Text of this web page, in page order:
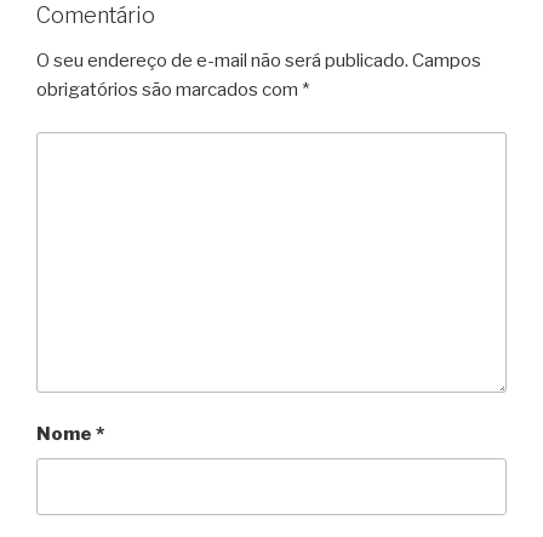
Comentário
O seu endereço de e-mail não será publicado. Campos
obrigatórios são marcados com *
Nome *